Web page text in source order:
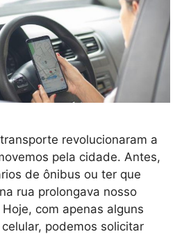
revolucionaram a
pela cidade. Antes,
de ônibus ou ter que
rua prolongava nosso
com apenas alguns
podemos solicitar